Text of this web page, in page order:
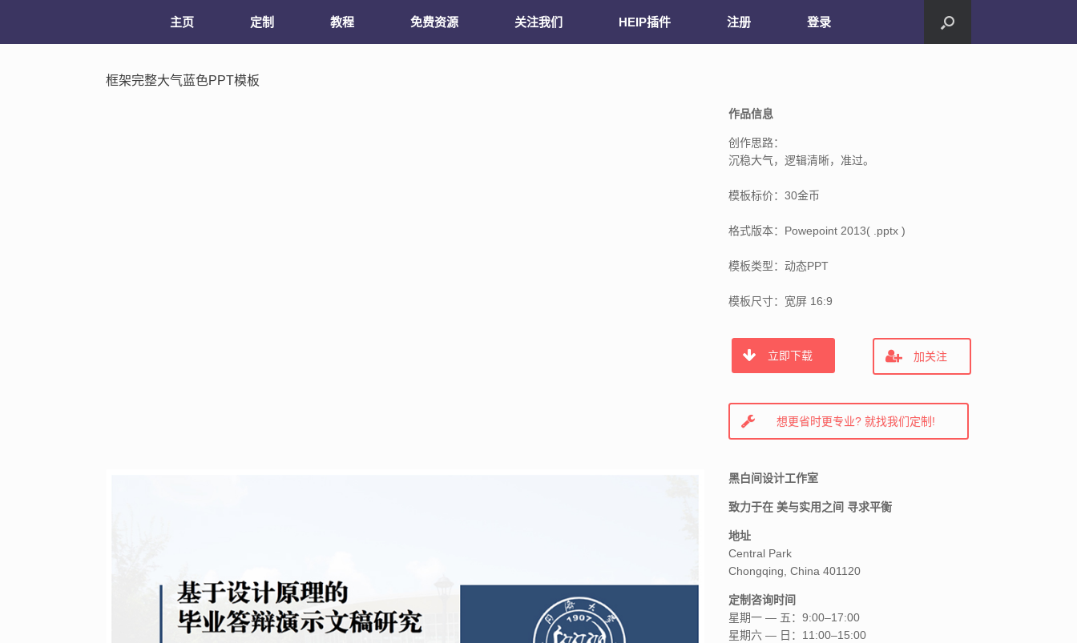
主页 定制 教程 免费资源 关注我们 HEIP插件 注册 登录
框架完整大气蓝色PPT模板
作品信息
创作思路：
沉稳大气，逻辑清晰，准过。
模板标价：30金币
格式版本：Powepoint 2013( .pptx )
模板类型：动态PPT
模板尺寸：宽屏 16:9
立即下载 加关注
想更省时更专业? 就找我们定制!
黑白间设计工作室
致力于在 美与实用之间 寻求平衡
地址
Central Park
Chongqing, China 401120
定制咨询时间
星期一 — 五：9:00–17:00
星期六 — 日：11:00–15:00